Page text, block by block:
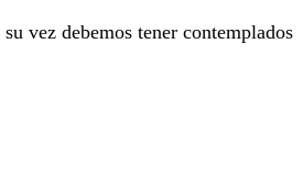
vez debemos tener contemplados